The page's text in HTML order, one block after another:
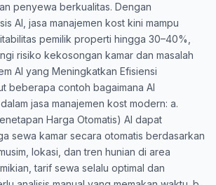
penyewa berkualitas. Dengan
AI, jasa manajemen kost kini mampu
pemilik properti hingga 30–40%,
risiko kekosongan kamar dan masalah
AI yang Meningkatkan Efisiensi
beberapa contoh bagaimana AI
jasa manajemen kost modern: a.
Harga Otomatis) AI dapat
sewa kamar secara otomatis berdasarkan
lokasi, dan tren hunian di area
tarif sewa selalu optimal dan